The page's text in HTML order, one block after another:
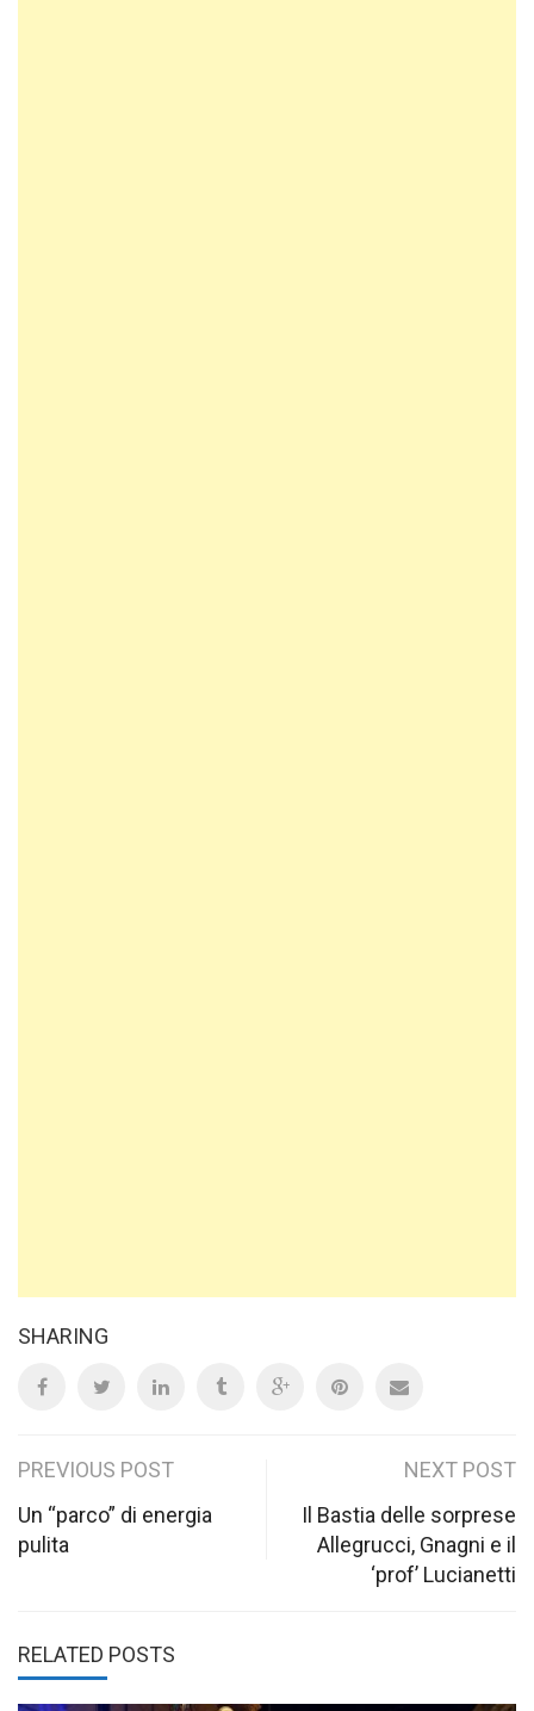
SHARING
Post
navigation
PREVIOUS POST
Un “parco” di energia
pulita
NEXT POST
Il Bastia delle sorprese
Allegrucci, Gnagni e il
‘prof’ Lucianetti
RELATED POSTS